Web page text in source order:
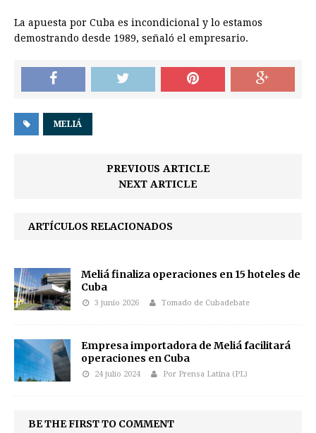
La apuesta por Cuba es incondicional y lo estamos
demostrando desde 1989, señaló el empresario.
MELIÁ
PREVIOUS ARTICLE
NEXT ARTICLE
ARTÍCULOS RELACIONADOS
Meliá finaliza operaciones en 15 hoteles de
Cuba
3 junio 2026 Tomado de Cubadebate
Empresa importadora de Meliá facilitará
operaciones en Cuba
24 julio 2024 Por Prensa Latina (PL)
BE THE FIRST TO COMMENT